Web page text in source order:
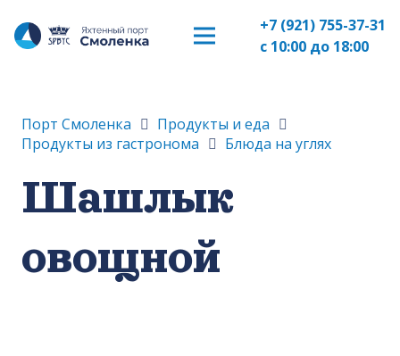
+7 (921) 755-37-31
с 10:00 до 18:00
Порт Смоленка
Продукты и еда
Продукты из гастронома
Блюда на углях
Шашлык
овощной